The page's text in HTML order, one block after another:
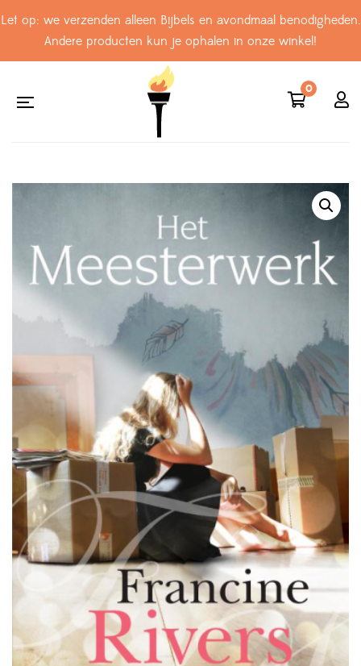
Let op: we verzenden alleen Bijbels en avondmaal benodigheden.
Andere producten kun je ophalen in onze winkel!
0